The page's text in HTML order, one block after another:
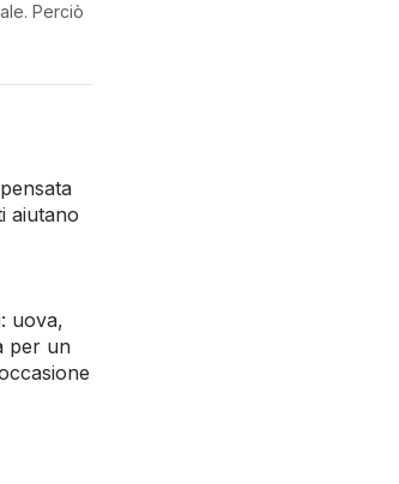
Perciò
aiutano
uova,
per un